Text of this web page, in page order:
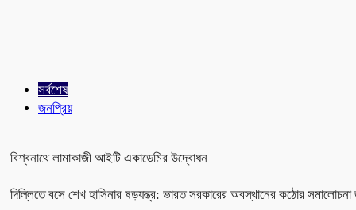
সর্বশেষ
জনপ্রিয়
বিশ্বনাথে লামাকাজী আইটি একাডেমির উদ্বোধন
দিল্লিতে বসে শেখ হাসিনার ষড়যন্ত্র: ভারত সরকারের অবস্থানের কঠোর সমালোচনা